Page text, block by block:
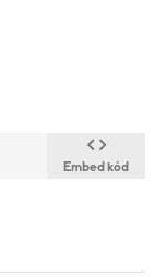
Embed kód